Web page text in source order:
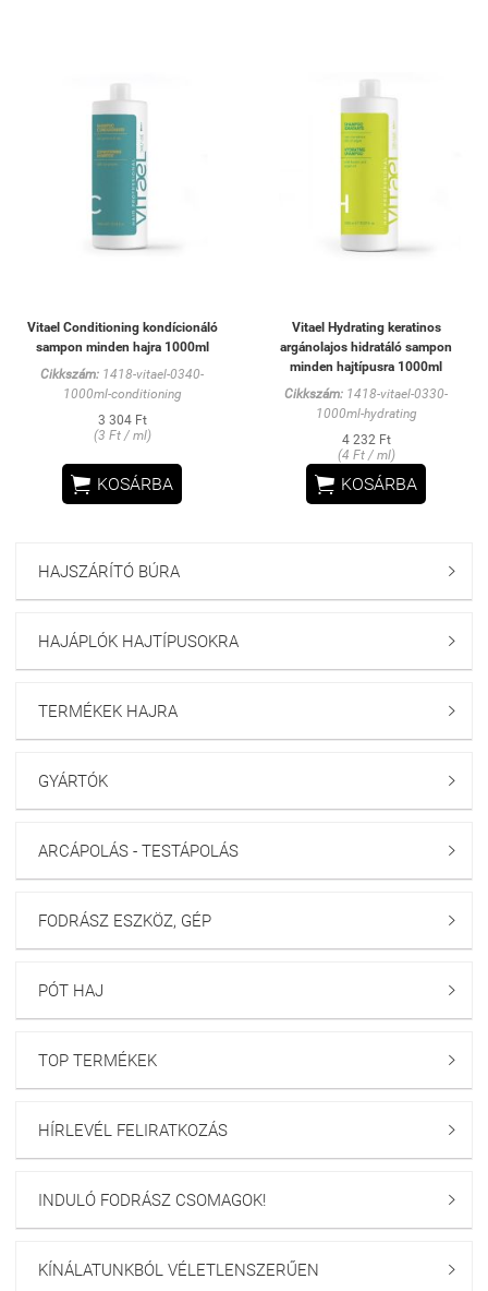
Vitael Conditioning kondícionáló
sampon minden hajra 1000ml
Cikkszám: 1418-vitael-0340-
1000ml-conditioning
3 304 Ft
(3 Ft / ml)
 KOSÁRBA
Vitael Hydrating keratinos
argánolajos hidratáló sampon
minden hajtípusra 1000ml
Cikkszám: 1418-vitael-0330-
1000ml-hydrating
4 232 Ft
(4 Ft / ml)
 KOSÁRBA
HAJSZÁRÍTÓ BÚRA 
HAJÁPLÓK HAJTÍPUSOKRA 
TERMÉKEK HAJRA 
GYÁRTÓK 
ARCÁPOLÁS - TESTÁPOLÁS 
FODRÁSZ ESZKÖZ, GÉP 
PÓT HAJ 
TOP TERMÉKEK 
HÍRLEVÉL FELIRATKOZÁS 
INDULÓ FODRÁSZ CSOMAGOK! 
KÍNÁLATUNKBÓL VÉLETLENSZERŰEN 